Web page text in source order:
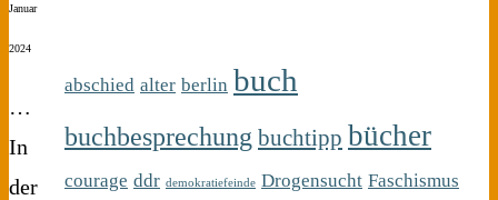
Januar
2024
…
In
der
abschied alter berlin buch
buchbesprechung buchtipp bücher
courage ddr demokratiefeinde Drogensucht Faschismus